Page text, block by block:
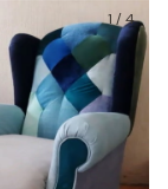
1 /4